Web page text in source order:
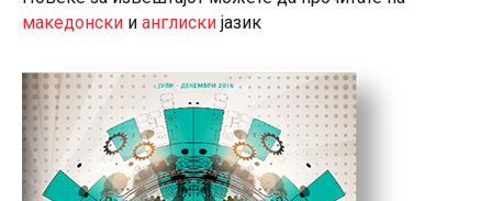
македонски и англиски јазик